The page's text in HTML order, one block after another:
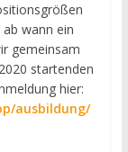
wann ein
gemeinsam
startenden
hier:
ausbildung/